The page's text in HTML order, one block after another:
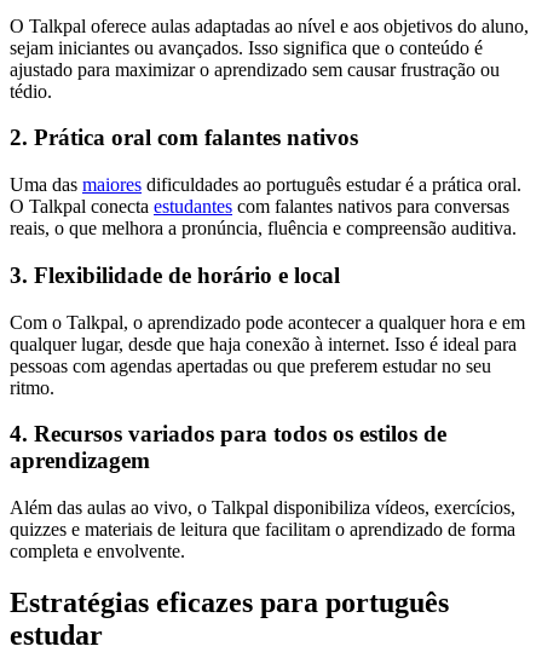
O Talkpal oferece aulas adaptadas ao nível e aos objetivos do aluno,
sejam iniciantes ou avançados. Isso significa que o conteúdo é
ajustado para maximizar o aprendizado sem causar frustração ou
tédio.
2. Prática oral com falantes nativos
Uma das maiores dificuldades ao português estudar é a prática oral.
O Talkpal conecta estudantes com falantes nativos para conversas
reais, o que melhora a pronúncia, fluência e compreensão auditiva.
3. Flexibilidade de horário e local
Com o Talkpal, o aprendizado pode acontecer a qualquer hora e em
qualquer lugar, desde que haja conexão à internet. Isso é ideal para
pessoas com agendas apertadas ou que preferem estudar no seu
ritmo.
4. Recursos variados para todos os estilos de
aprendizagem
Além das aulas ao vivo, o Talkpal disponibiliza vídeos, exercícios,
quizzes e materiais de leitura que facilitam o aprendizado de forma
completa e envolvente.
Estratégias eficazes para português
estudar